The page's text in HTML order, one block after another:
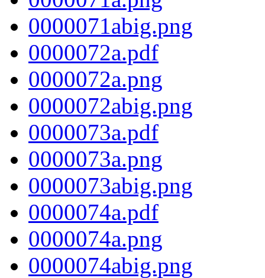
0000071abig.png
0000072a.pdf
0000072a.png
0000072abig.png
0000073a.pdf
0000073a.png
0000073abig.png
0000074a.pdf
0000074a.png
0000074abig.png